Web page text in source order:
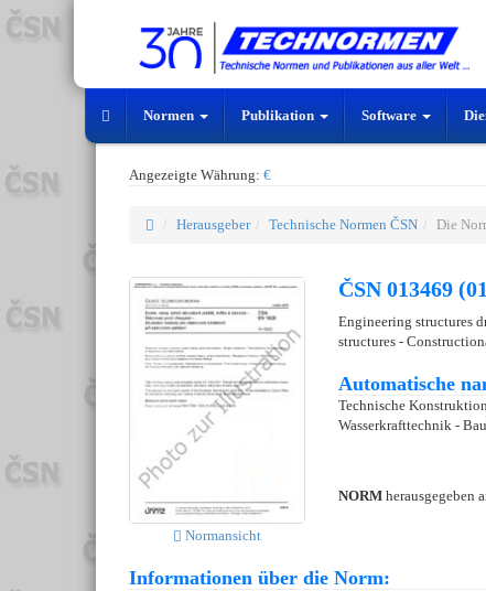
Normen Publikation Software
Angezeigte Währung: €
Herausgeber Technische Normen ČSN Die
Normansicht
ČSN 013469
Engineering structures
structures -
Automatische
Technische
Wasserkrafttechnik -
NORM herausgegeben
Informationen über die Norm: